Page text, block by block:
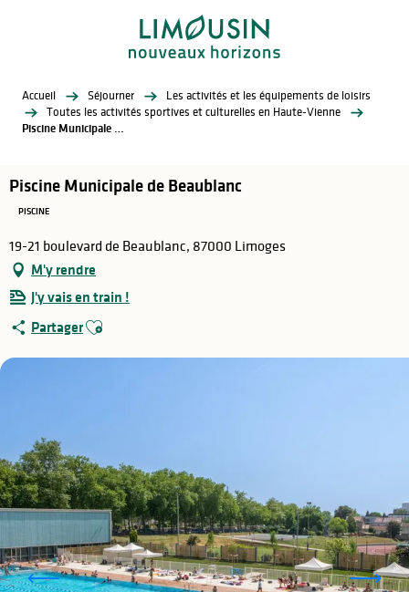
Accueil Séjourner
Les activités et les équipements de loisirs
Toutes les activités sportives et culturelles en Haute-Vienne
Piscine Municipale de Beaublanc
Piscine Municipale de Beaublanc
PISCINE
19-21 boulevard de Beaublanc, 87000 Limoges
M'y rendre
J'y vais en train !
PartagerAjouter aux favoris